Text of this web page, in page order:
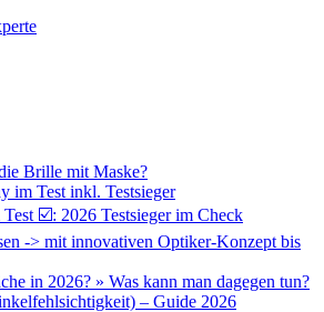
Brille mit Maske?
im Test inkl. Testsieger
☑️: 2026 Testsieger im Check
-> mit innovativen Optiker-Konzept bis
in 2026? » Was kann man dagegen tun?
– Guide 2026